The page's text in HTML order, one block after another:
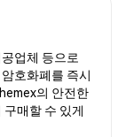
업체 등으로
호화폐를 즉시
의 안전한
매할 수 있게